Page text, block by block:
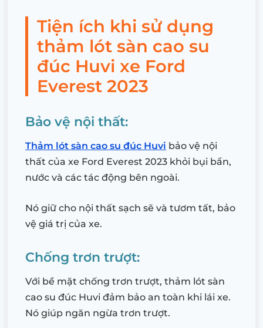
Tiện ích khi sử dụng
thảm lót sàn cao su
đúc Huvi xe Ford
Everest 2023
Bảo vệ nội thất:
Thảm lót sàn cao su đúc Huvi bảo vệ nội
thất của xe Ford Everest 2023 khỏi bụi bẩn,
nước và các tác động bên ngoài.
Nó giữ cho nội thất sạch sẽ và tươm tất, bảo
vệ giá trị của xe.
Chống trơn trượt:
Với bề mặt chống trơn trượt, thảm lót sàn
cao su đúc Huvi đảm bảo an toàn khi lái xe.
Nó giúp ngăn ngừa trơn trượt.